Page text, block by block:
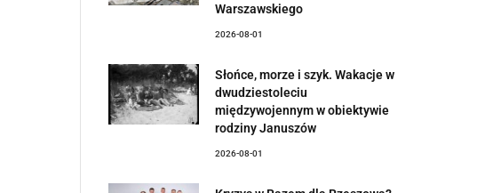
Warszawskiego
2026-08-01
Słońce, morze i szyk. Wakacje w
dwudziestoleciu
międzywojennym w obiektywie
rodziny Januszów
2026-08-01